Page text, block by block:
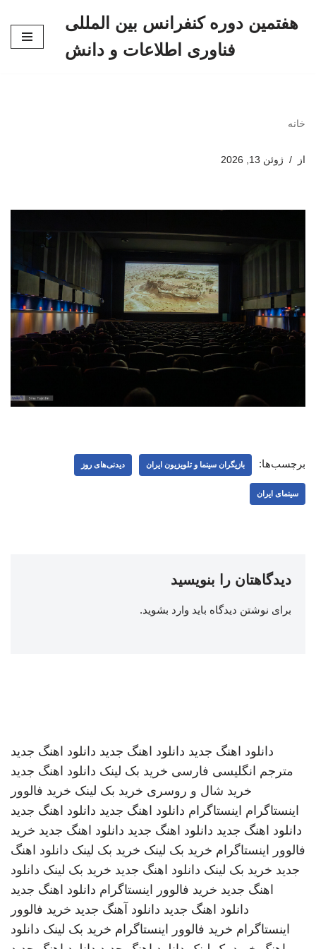
هفتمین دوره کنفرانس بین المللی
فناوری اطلاعات و دانش
خانه
از ژوئن 13, 2026
برچسب‌ها: بازیگران سینما و تلویزیون ایران دیدنی‌های روز
سینمای ایران
دیدگاهتان را بنویسید
برای نوشتن دیدگاه باید وارد بشوید.
دانلود اهنگ جدید دانلود اهنگ جدید دانلود اهنگ جدید
مترجم انگلیسی فارسی خرید بک لینک دانلود اهنگ جدید
خرید شال و روسری خرید بک لینک خرید فالوور
اینستاگرام اینستاگرام دانلود اهنگ جدید دانلود اهنگ جدید
دانلود اهنگ جدید دانلود اهنگ جدید دانلود اهنگ جدید خرید
فالوور اینستاگرام خرید بک لینک خرید بک لینک دانلود اهنگ
جدید خرید بک لینک دانلود اهنگ جدید خرید بک لینک دانلود
اهنگ جدید خرید فالوور اینستاگرام دانلود اهنگ جدید
دانلود اهنگ جدید دانلود آهنگ جدید خرید فالوور
اینستاگرام خرید فالوور اینستاگرام خرید بک لینک دانلود